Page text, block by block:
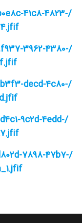
41c8-4823-
3962-4380-
decd-4c80-
9c2d-4edd-
/
7898-47b7-